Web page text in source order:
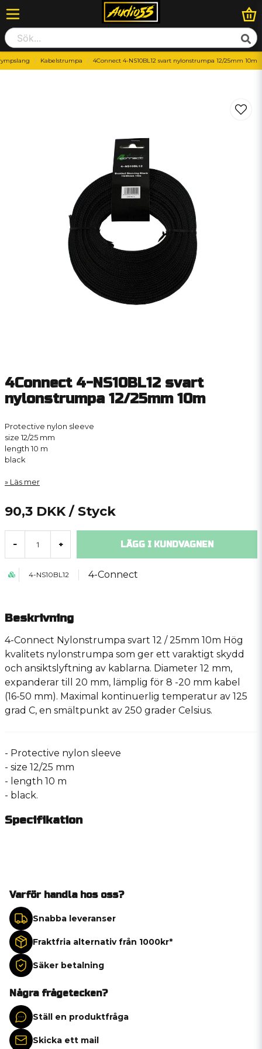
Kabelstrumpa 4Connect 4-NS10BL12 svart nylonstrumpa 12/25mm 10m
4Connect 4-NS10BL12 svart
nylonstrumpa 12/25mm 10m
Protective nylon sleeve
size 12/25 mm
length 10 m
black
Läs mer
90,3 DKK / Styck
- + LÄGG I KUNDVAGNEN
4-NS10BL12 4-Connect
Beskrivning
4-Connect Nylonstrumpa svart 12 / 25mm 10m Hög
kvalitets nylonstrumpa som ger ett varaktigt skydd
och ansiktslyftning av kablarna. Diameter 12 mm,
expanderar till 20 mm, lämplig för 8 -20 mm kabel
(16-50 mm). Maximal kontinuerlig temperatur av 125
grad C, en smältpunkt av 250 grader Celsius.
- Protective nylon sleeve
- size 12/25 mm
- length 10 m
- black.
Specifikation
Varför handla hos oss?
Snabba leveranser
Fraktfria alternativ från 1000kr*
Säker betalning
Några frågetecken?
Ställ en produktfråga
Skicka ett mail